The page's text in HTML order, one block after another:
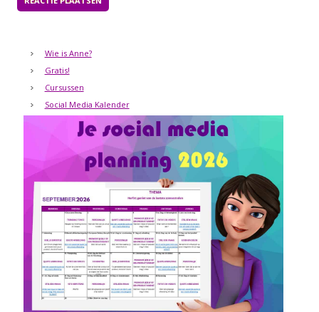
Wie is Anne?
Gratis!
Cursussen
Social Media Kalender